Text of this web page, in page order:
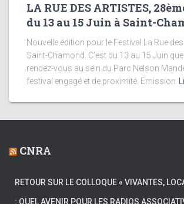
LA RUE DES ARTISTES,
du 13 au 15 Juin à Saint-
Nouvelle édition pour le Festival La Rue
Saint-Chamond. C’est du 13 au 15 Juin
rendez-vous au sein du Parc Nelson
festival engagé et de proximité. Emission
CNRA
RETOUR SUR LE COLLOQUE « VIVANTES,
: QUEL AVENIR POUR LES RADIOS